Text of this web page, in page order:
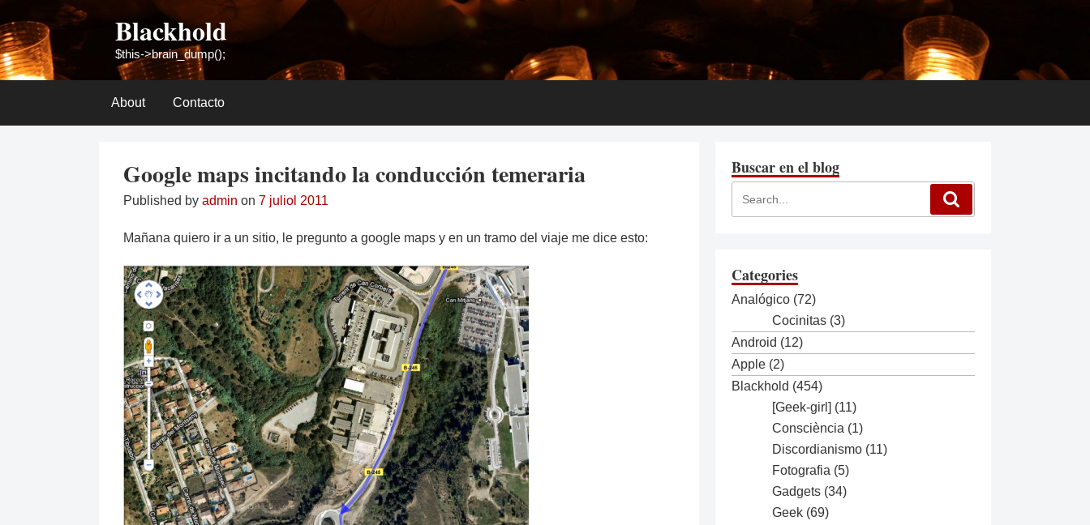
to
content
Blackhold
$this->brain_dump();
About Contacto
Google maps incitando la conducción temeraria
Published by admin on 7 juliol 2011
Mañana quiero ir a un sitio, le pregunto a google maps y en un tramo del viaje me dice esto:
Buscar en el blog
Categories
Analógico (72)
Cocinitas (3)
Android (12)
Apple (2)
Blackhold (454)
[Geek-girl] (11)
Consciència (1)
Discordianismo (11)
Fotografia (5)
Gadgets (34)
Geek (69)